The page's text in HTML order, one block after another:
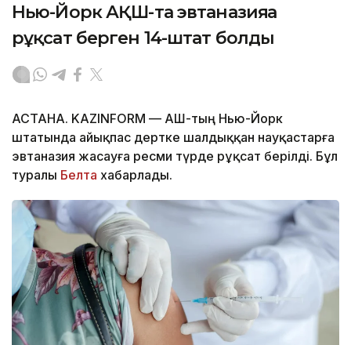
Нью-Йорк АҚШ-та эвтаназияға
рұқсат берген 14-штат болды
АСТАНА. KAZINFORM — АҚШ-тың Нью-Йорк
штатында айықпас дертке шалдыққан науқастарға
эвтаназия жасауға ресми түрде рұқсат берілді. Бұл
туралы Белта хабарлады.